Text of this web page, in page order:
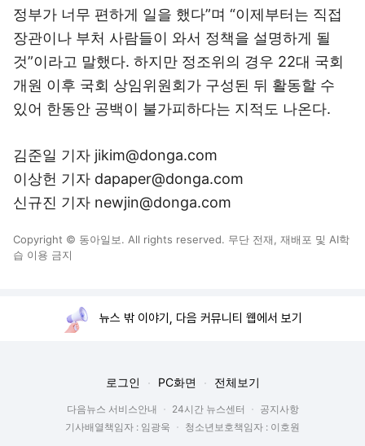
정부가 너무 편하게 일을 했다”며 “이제부터는 직접
장관이나 부처 사람들이 와서 정책을 설명하게 될
것”이라고 말했다. 하지만 정조위의 경우 22대 국회
개원 이후 국회 상임위원회가 구성된 뒤 활동할 수
있어 한동안 공백이 불가피하다는 지적도 나온다.
김준일 기자 jikim@donga.com
이상헌 기자 dapaper@donga.com
신규진 기자 newjin@donga.com
Copyright © 동아일보. All rights reserved. 무단 전재, 재배포 및 AI학
습 이용 금지
뉴스 밖 이야기, 다음 커뮤니티 웹에서 보기
로그인 PC화면 전체보기
다음뉴스 서비스안내 24시간 뉴스센터
공지사항
기사배열책임자 : 임광욱
청소년보호책임자 : 이호원